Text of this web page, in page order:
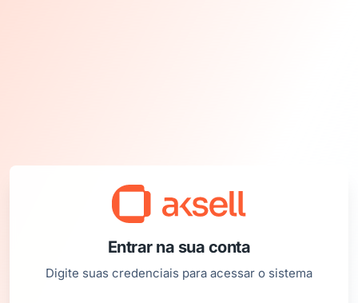
Entrar na sua conta
Digite suas credenciais para acessar o sistema